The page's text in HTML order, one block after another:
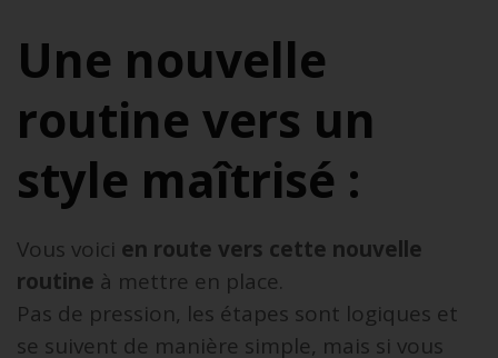
Une nouvelle
routine vers un
style maîtrisé :
Vous voici en route vers cette nouvelle
routine à mettre en place.
Pas de pression, les étapes sont logiques et
se suivent de manière simple, mais si vous